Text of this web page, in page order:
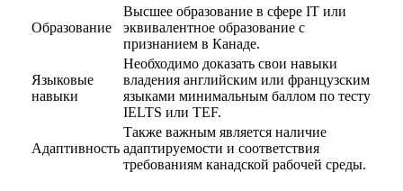
Образование
Высшее образование в сфере IT или
эквивалентное образование с
признанием в Канаде.
Языковые
навыки
Необходимо доказать свои навыки
владения английским или французским
языками минимальным баллом по тесту
IELTS или TEF.
Адаптивность
Также важным является наличие
адаптируемости и соответствия
требованиям канадской рабочей среды.